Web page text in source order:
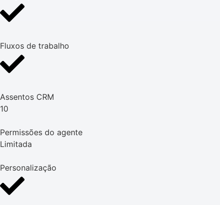
Fluxos de trabalho
Assentos CRM
10
Permissões do agente
Limitada
Personalização